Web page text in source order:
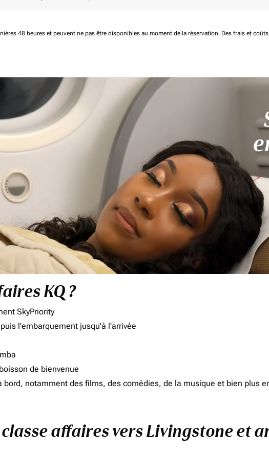
48 heures et peuvent ne pas être disponibles au moment de la réservation. Des frais et
KQ ?
SkyPriority
l'embarquement jusqu'à l'arrivée
de bienvenue
notamment des films, des comédies, de la musique et bien plus
classe affaires vers Livingstone et